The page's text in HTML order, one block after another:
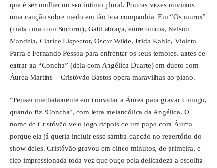
que é ser mulher no seu íntimo plural. Poucas vezes ouvimos
uma canção sobre medo em tão boa companhia. Em “Os muros”
(mais uma com Socorro), Gabi abraça, entre outros, Nelson
Mandela, Clarice Lispector, Oscar Wilde, Frida Kahlo, Violeta
Parra e Fernando Pessoa para enfrentar os seus temores, antes de
entrar na “Concha” (dela com Angélica Duarte) em dueto com
Áurea Martins – Cristóvão Bastos opera maravilhas ao piano.
“Pensei imediatamente em convidar a Áurea para gravar comigo,
quando fiz ‘Concha’, com letra melancólica da Angélica. O
nome de Cristóvão veio logo depois de um papo com Áurea
porque ela já queria incluir esse samba-canção no repertório do
show deles. Cristóvão gravou em cinco minutos, de primeira, e
fico impressionada toda vez que ouço pela delicadeza a escolha